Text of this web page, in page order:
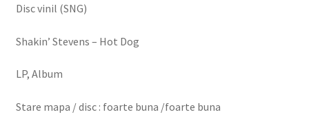
Disc vinil (SNG)
Shakin’ Stevens – Hot Dog
LP, Album
Stare mapa / disc : foarte buna /foarte buna